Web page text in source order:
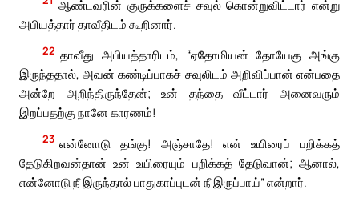
ஆண்டவரின் குருக்களைச் சவுல் கொன்றுவிட்டார் என்று
அபியத்தார் தாவீதிடம் கூறினார்.
22 தாவீது அபியத்தாரிடம், “ஏதோமியன் தோயேகு அங்கு
இருந்ததால், அவன் கண்டிப்பாகச் சவுலிடம் அறிவிப்பான் என்பதை
அன்றே அறிந்திருந்தேன்; உன் தந்தை வீட்டார் அனைவரும்
இறப்பதற்கு நானே காரணம்!
23 என்னோடு தங்கு! அஞ்சாதே! என் உயிரைப் பறிக்கத்
தேடுகிறவன்தான் உன் உயிரையும் பறிக்கத் தேடுவான்; ஆனால்,
என்னோடு நீ இருந்தால் பாதுகாப்புடன் நீ இருப்பாய்” என்றார்.